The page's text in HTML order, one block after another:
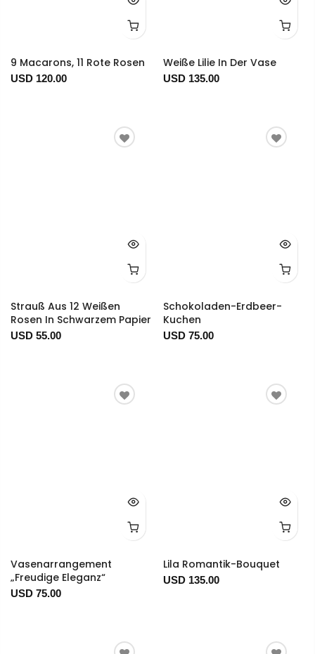
9 Macarons, 11 Rote Rosen
USD 120.00
Weiße Lilie In Der Vase
USD 135.00
Strauß Aus 12 Weißen
Rosen In Schwarzem Papier
USD 55.00
Schokoladen-Erdbeer-
Kuchen
USD 75.00
Vasenarrangement
„Freudige Eleganz“
USD 75.00
Lila Romantik-Bouquet
USD 135.00